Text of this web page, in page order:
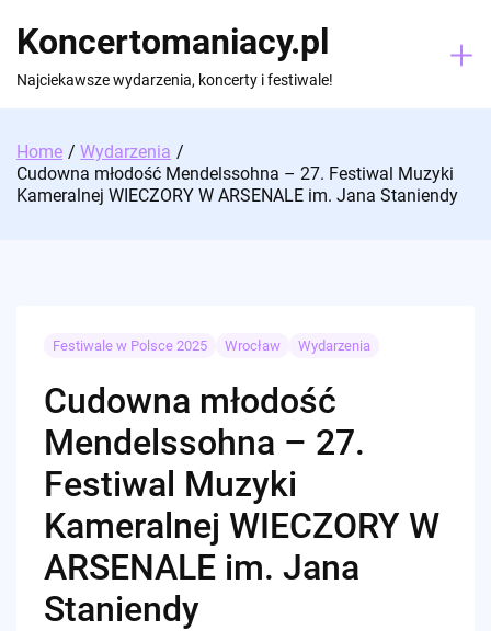
content
Koncertomaniacy.pl
Najciekawsze wydarzenia, koncerty i festiwale!
Home
Wydarzenia
Cudowna młodość Mendelssohna – 27. Festiwal Muzyki
Kameralnej WIECZORY W ARSENALE im. Jana Staniendy
Festiwale w Polsce 2025 Wrocław Wydarzenia
Cudowna młodość
Mendelssohna – 27.
Festiwal Muzyki
Kameralnej WIECZORY W
ARSENALE im. Jana
Staniendy